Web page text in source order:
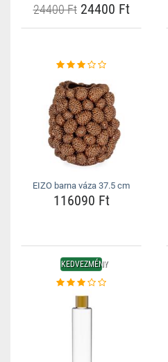
24400 Ft24400 Ft
EIZO barna váza 37.5 cm
116090 Ft
KEDVEZMÉNY